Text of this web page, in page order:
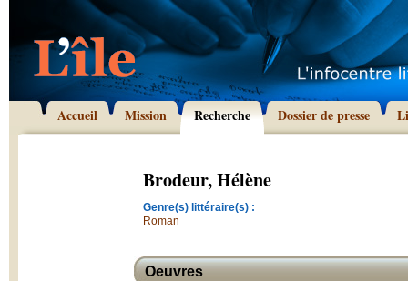
Accueil Mission Recherche Dossier de presse
Brodeur, Hélène
Genre(s) littéraire(s) :
Roman
Oeuvres